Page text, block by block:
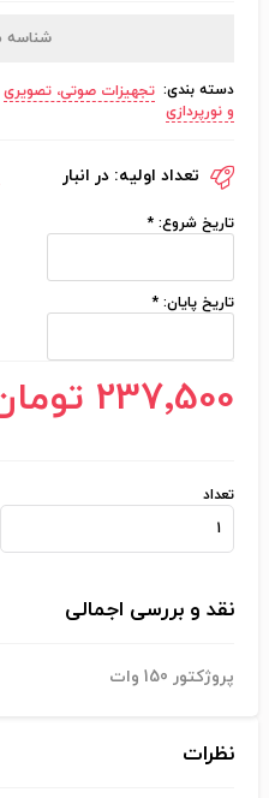
شناسه
دسته بندی: تجهیزات صوتی، تصویری
و نورپردازی
تعداد اولیه: در انبار
تاریخ شروع: *
تاریخ پایان: *
237٬500 تومان
تعداد
نقد و بررسی اجمالی
پروژکتور 150 وات
نظرات